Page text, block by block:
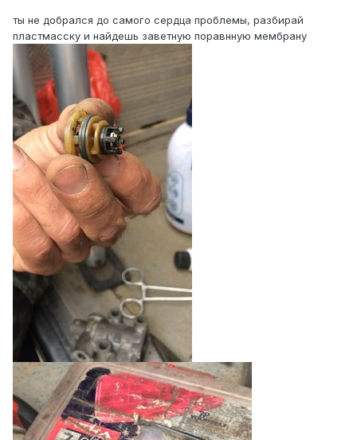
ты не добрался до самого сердца проблемы, разбирай
пластмасску и найдешь заветную поравнную мембрану